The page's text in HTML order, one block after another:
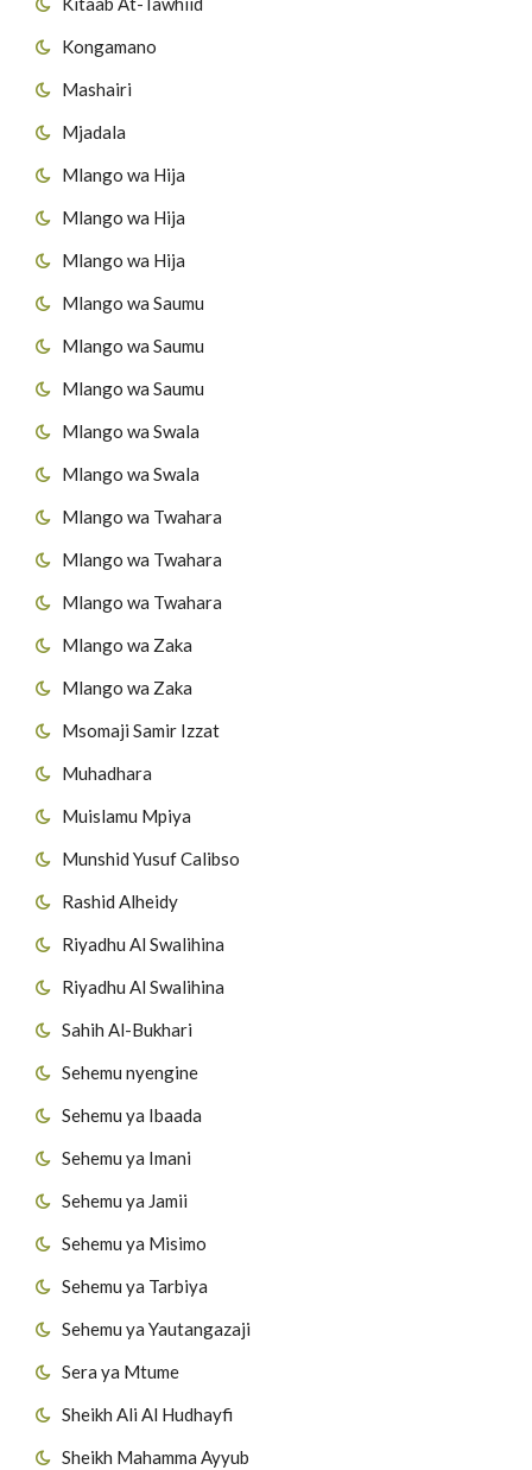
Kongamano
Mashairi
Mjadala
Mlango wa Hija
Mlango wa Hija
Mlango wa Hija
Mlango wa Saumu
Mlango wa Saumu
Mlango wa Saumu
Mlango wa Swala
Mlango wa Swala
Mlango wa Twahara
Mlango wa Twahara
Mlango wa Twahara
Mlango wa Zaka
Mlango wa Zaka
Msomaji Samir Izzat
Muhadhara
Muislamu Mpiya
Munshid Yusuf Calibso
Rashid Alheidy
Riyadhu Al Swalihina
Riyadhu Al Swalihina
Sahih Al-Bukhari
Sehemu nyengine
Sehemu ya Ibaada
Sehemu ya Imani
Sehemu ya Jamii
Sehemu ya Misimo
Sehemu ya Tarbiya
Sehemu ya Yautangazaji
Sera ya Mtume
Sheikh Ali Al Hudhayfi
Sheikh Mahamma Ayyub